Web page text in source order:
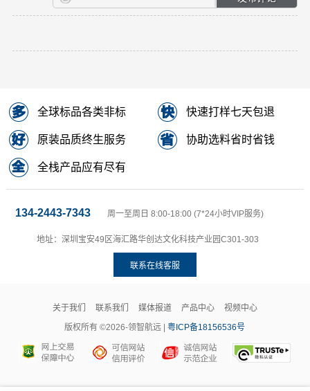
全球标品各类非标 快速打样七天包退
原装品质终生服务 协助选料省时省钱
全栈产品应有尽有
134-2443-7343 周一至周日 8:00-18:00 (7*24小时VIP服务)
地址：深圳宝安49区海汇路华创达文化科技产业园C301-303
联系在线客服
关于我们 联系我们 媒体报道 产品中心
视频中心
版权所有 ©2026-领智航远 |粤ICP备18156536号